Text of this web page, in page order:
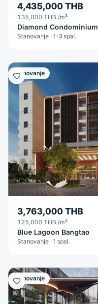
4,435,000 THB
135,000 THB /m²
Diamond Condominium
Stanovanje · 1-3 spal.
Stanovanje
3,763,000 THB
125,000 THB /m²
Blue Lagoon Bangtao
Stanovanje · 1 spal.
Stanovanje